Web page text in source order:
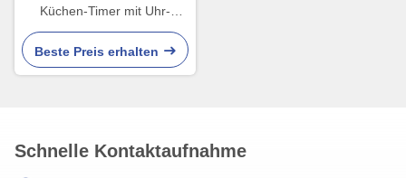
Küchen-Timer mit Uhr-
Warnung großen Anzeigen-
Küchen-Timer kochend
Beste Preis erhalten
Schnelle Kontaktaufnahme